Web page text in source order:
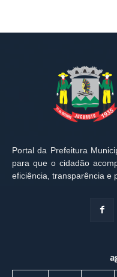
Portal da Prefeitura
para que o cidadão
eficiência, transparência e